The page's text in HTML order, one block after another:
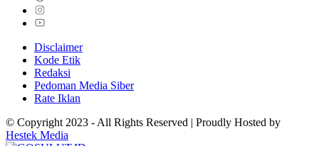
Disclaimer
Kode Etik
Redaksi
Pedoman Media Siber
Rate Iklan
© Copyright 2023 - All Rights Reserved | Proudly Hosted by
Hestek Media